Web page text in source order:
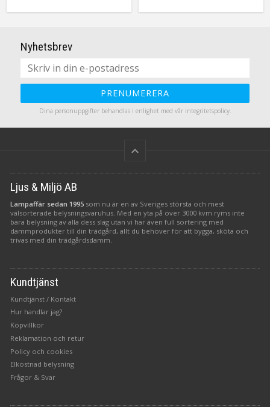
Nyhetsbrev
PRENUMERERA
Dina personuppgifter behandlas i enlighet med vår integritetspolicy.
keyboard_arrow_up
Ljus & Miljö AB
Lampaffär sedan 1995 som nu är en av Sveriges största och mest
välsorterade belysningsvaruhus. Med en yta på över 3000 kvm ryms inte
bara belysning av alla dess slag utan vi har även full sortering med
dammprodukter till din trädgård, allt du behöver för att bygga, sköta och
trivas med din trädgårdsdamm.
Kundtjänst
Kundtjänst / Kontakt
Hur handlar jag?
Köpvillkor
Reklamation och retur
Policy och cookies
Elkostnad belysning
Frågor & Svar